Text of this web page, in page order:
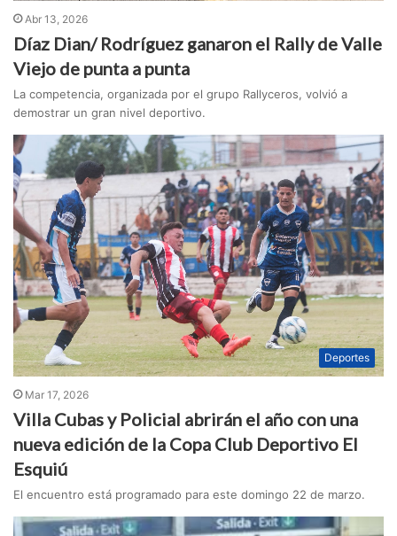
Abr 13, 2026
Díaz Dian/ Rodríguez ganaron el Rally de Valle
Viejo de punta a punta
La competencia, organizada por el grupo Rallyceros, volvió a
demostrar un gran nivel deportivo.
Deportes
Mar 17, 2026
Villa Cubas y Policial abrirán el año con una
nueva edición de la Copa Club Deportivo El
Esquiú
El encuentro está programado para este domingo 22 de marzo.